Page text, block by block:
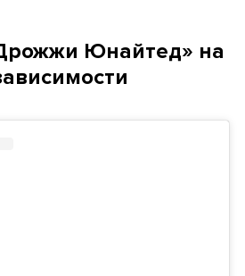
Юнайтед» на